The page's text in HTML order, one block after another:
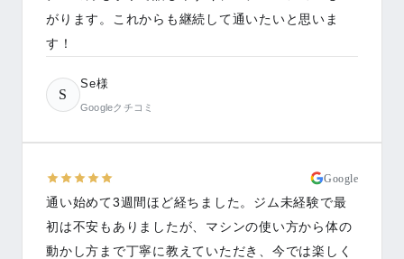
がります。これからも継続して通いたいと思いま
す！
S
Se様
Googleクチコミ
Google
通い始めて3週間ほど経ちました。ジム未経験で最
初は不安もありましたが、マシンの使い方から体の
動かし方まで丁寧に教えていただき、今では楽しく